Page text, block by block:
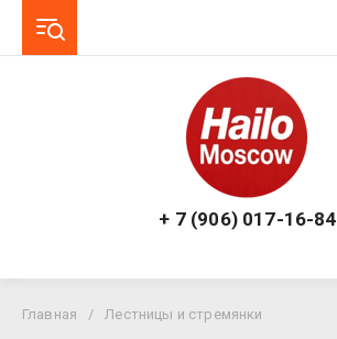
+ 7 (906) 017-16-84
Главная / Лестницы и стремянки